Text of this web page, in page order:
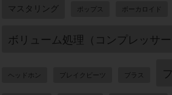
マスタリング ポップス ボーカロイド
ボリューム処理（コンプレッサー
ヘッドホン ブレイクビーツ ブラス